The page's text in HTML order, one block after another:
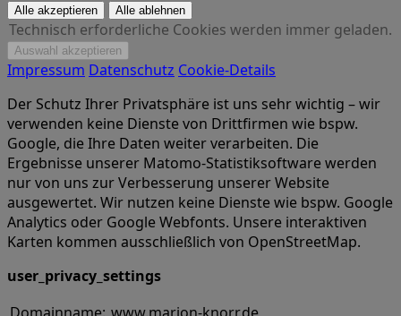
Technisch erforderliche Cookies werden immer geladen.
Impressum Datenschutz Cookie-Details
Der Schutz Ihrer Privatsphäre ist uns sehr wichtig – wir
verwenden keine Dienste von Drittfirmen wie bspw.
Google, die Ihre Daten weiter verarbeiten. Die
Ergebnisse unserer Matomo-Statistiksoftware werden
nur von uns zur Verbesserung unserer Website
ausgewertet. Wir nutzen keine Dienste wie bspw. Google
Analytics oder Google Webfonts. Unsere interaktiven
Karten kommen ausschließlich von OpenStreetMap.
user_privacy_settings
Domainname: www.marion-knorr.de